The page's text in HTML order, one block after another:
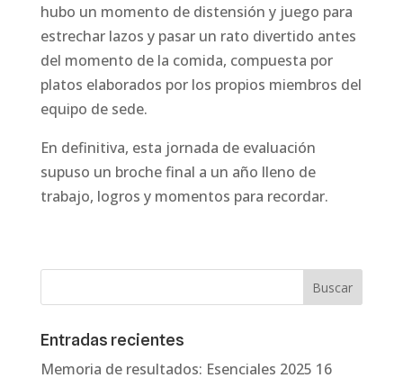
hubo un momento de distensión y juego para
estrechar lazos y pasar un rato divertido antes
del momento de la comida, compuesta por
platos elaborados por los propios miembros del
equipo de sede.
En definitiva, esta jornada de evaluación
supuso un broche final a un año lleno de
trabajo, logros y momentos para recordar.
Entradas recientes
Memoria de resultados: Esenciales 2025 16